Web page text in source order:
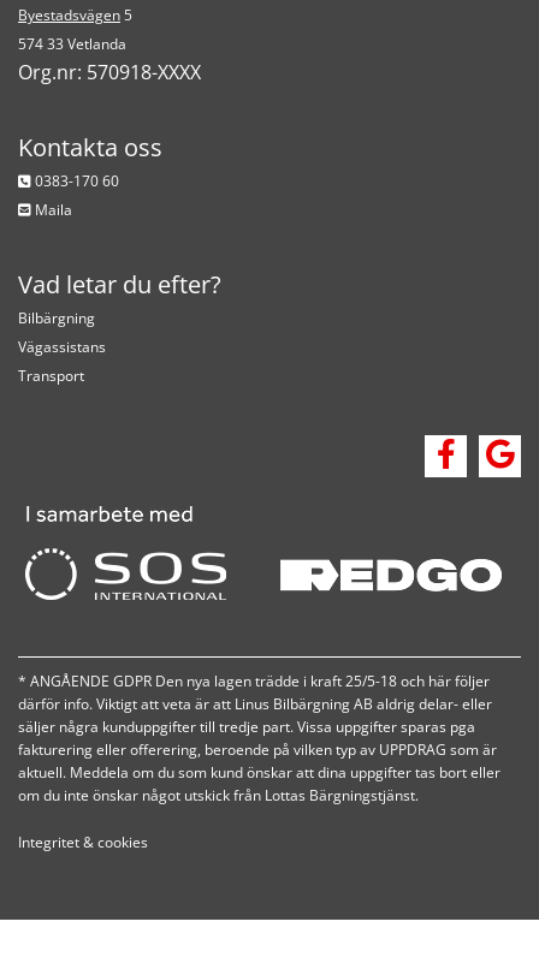
Byestadsvägen 5
574 33 Vetlanda
Org.nr: 570918-XXXX
Kontakta oss
 0383-170 60
 Maila
Vad letar du efter?
Bilbärgning
Vägassistans
Transport
* ANGÅENDE GDPR Den nya lagen trädde i kraft 25/5-18 och här följer
därför info. Viktigt att veta är att Linus Bilbärgning AB aldrig delar- eller
säljer några kunduppgifter till tredje part. Vissa uppgifter sparas pga
fakturering eller offerering, beroende på vilken typ av UPPDRAG som är
aktuell. Meddela om du som kund önskar att dina uppgifter tas bort eller
om du inte önskar något utskick från Lottas Bärgningstjänst.
Integritet & cookies